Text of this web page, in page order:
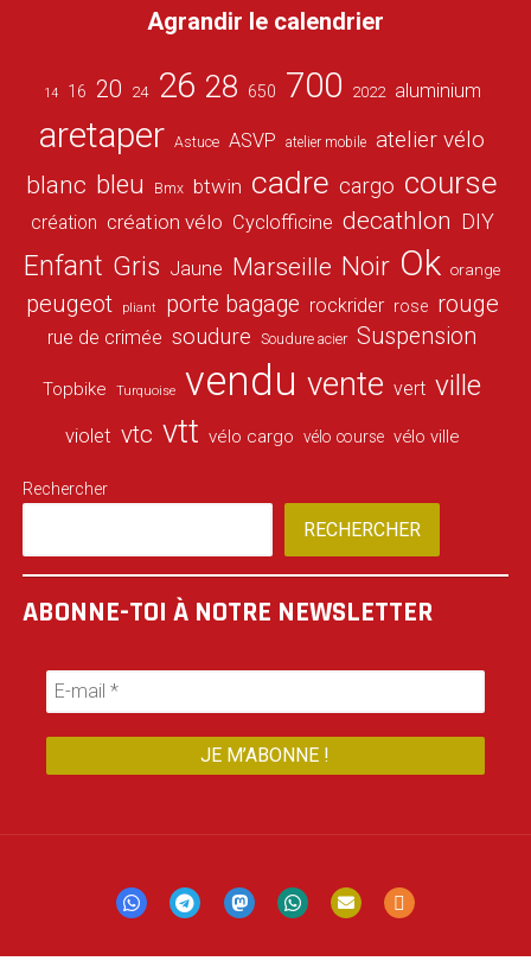
Agrandir le calendrier
14 16 20 24 26 28 650 700 2022 aluminium
aretaper Astuce ASVP atelier mobile atelier vélo
blanc bleu Bmx btwin cadre cargo course
création création vélo Cyclofficine decathlon DIY
Enfant Gris Jaune Marseille Noir Ok orange
peugeot pliant porte bagage rockrider rose rouge
rue de crimée soudure Soudure acier Suspension
Topbike Turquoise vendu vente vert ville
violet vtc vtt vélo cargo vélo course vélo ville
Rechercher
RECHERCHER
ABONNE-TOI À NOTRE NEWSLETTER